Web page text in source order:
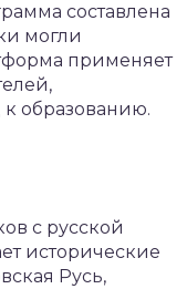
составлена
могли
применяет
образованию.
с русской
исторические
Русь,